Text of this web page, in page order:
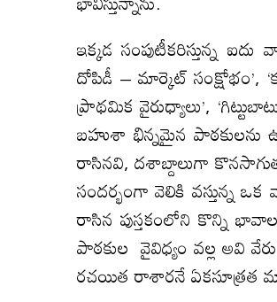
ఇక్కడ సంపుటీకరిస్తున్న
దోపిడీ – మార్కెట్ సంక్షోభం’,
ప్రాథమిక వైరుధ్యాలు’,
బహుశా భిన్నమైన పాఠకులను
రాసినవి, దశాబ్దాలుగా
సందర్భంగా వెలికి వస్తున్న
రాసిన పుస్తకంలోని కొన్ని
పాఠకుల వైవిధ్యం వల్ల అవి
రచయిత రాశారనే ఏకసూత్రత